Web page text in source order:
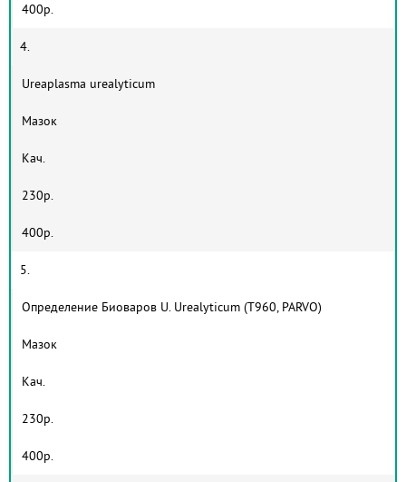
400р.
4.
Ureaplasma urealyticum
Мазок
Кач.
230р.
400р.
5.
Определение Биоваров U. Urealyticum (T960, PARVO)
Мазок
Кач.
230р.
400р.